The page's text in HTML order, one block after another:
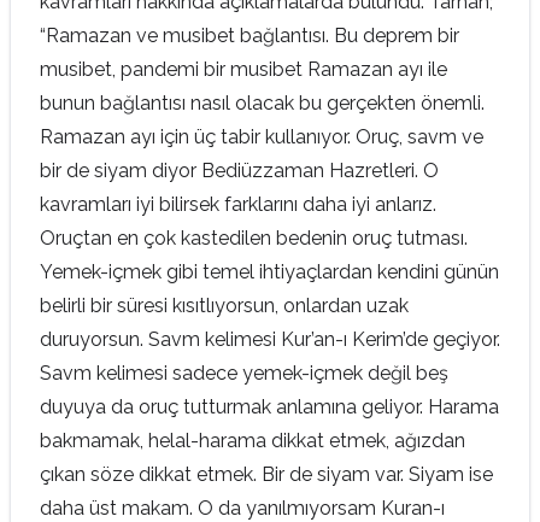
“Ramazan ve musibet bağlantısı. Bu deprem bir
musibet, pandemi bir musibet Ramazan ayı ile
bunun bağlantısı nasıl olacak bu gerçekten önemli.
Ramazan ayı için üç tabir kullanıyor. Oruç, savm ve
bir de siyam diyor Bediüzzaman Hazretleri. O
kavramları iyi bilirsek farklarını daha iyi anlarız.
Oruçtan en çok kastedilen bedenin oruç tutması.
Yemek-içmek gibi temel ihtiyaçlardan kendini günün
belirli bir süresi kısıtlıyorsun, onlardan uzak
duruyorsun. Savm kelimesi Kur’an-ı Kerim’de geçiyor.
Savm kelimesi sadece yemek-içmek değil beş
duyuya da oruç tutturmak anlamına geliyor. Harama
bakmamak, helal-harama dikkat etmek, ağızdan
çıkan söze dikkat etmek. Bir de siyam var. Siyam ise
daha üst makam. O da yanılmıyorsam Kuran-ı